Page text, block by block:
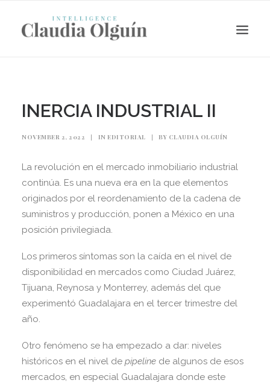
Search
INERCIA INDUSTRIAL II
NOVEMBER 2, 2022 | IN EDITORIAL | BY CLAUDIA OLGUÍN
La revolución en el mercado inmobiliario industrial
continúa. Es una nueva era en la que elementos
originados por el reordenamiento de la cadena de
suministros y producción, ponen a México en una
posición privilegiada.
Los primeros síntomas son la caída en el nivel de
disponibilidad en mercados como Ciudad Juárez,
Tijuana, Reynosa y Monterrey, además del que
experimentó Guadalajara en el tercer trimestre del
año.
Otro fenómeno se ha empezado a dar: niveles
históricos en el nivel de pipeline de algunos de esos
mercados, en especial Guadalajara donde este